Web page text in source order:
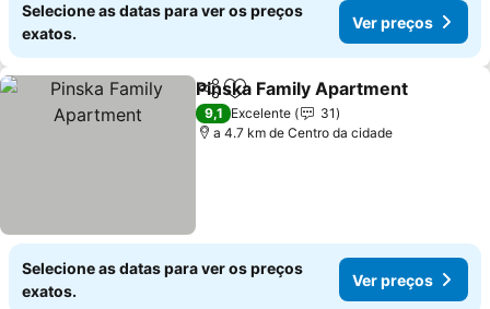
Selecione as datas para ver os preços
exatos.
Ver preços
PartilharAdicionar aos favoritos
Pinska Family Apartment
9,1 Excelente
31
a 4.7 km de Centro da cidade
Selecione as datas para ver os preços
exatos.
Ver preços